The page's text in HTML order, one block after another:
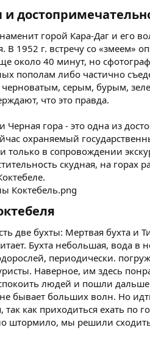
горой Кара-Даг и его
В 1952 г. встречу со «змеем»
около 40 минут, но
пополам либо частично
серым, бурым,
что это правда.
Черная гора - это одна из
охраняемый
только в сопровождении
скудная, на
две бухты: Мертвая бухта и
Бухта небольшая, вода в
периодически.
Наверное, им здесь
людей и пошли дальше
бывает больших волн. Но
так как приходиться ехать по
штормило, мы решили